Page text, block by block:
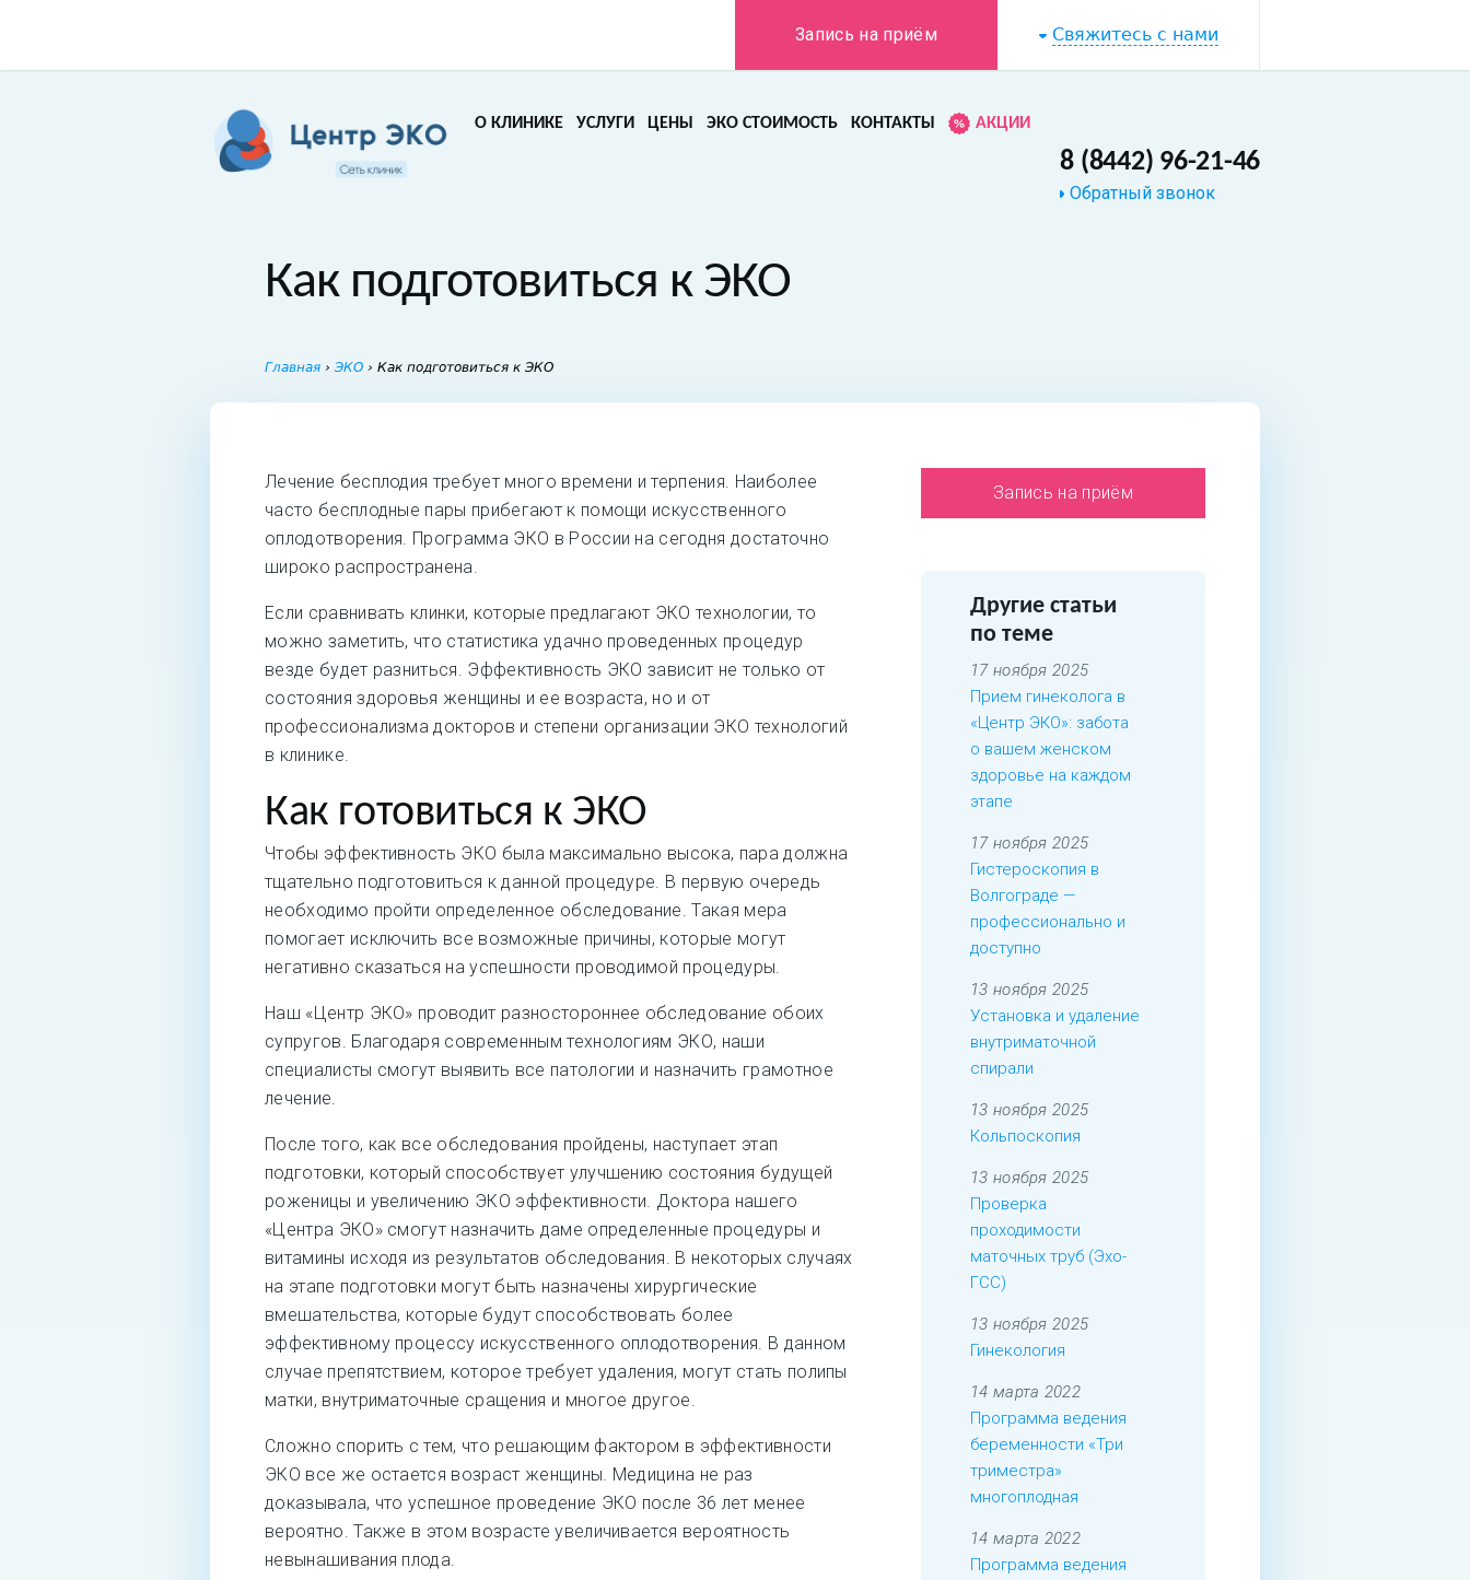
Свяжитесь с нами
Запись на приём
О КЛИНИКЕ УСЛУГИ ЦЕНЫ ЭКО СТОИМОСТЬ КОНТАКТЫ АКЦИИ
8 (8442) 96-21-46
Обратный звонок
Как подготовиться к ЭКО
Главная › ЭКО › Как подготовиться к ЭКО
Лечение бесплодия требует много времени и терпения. Наиболее
часто бесплодные пары прибегают к помощи искусственного
оплодотворения. Программа ЭКО в России на сегодня достаточно
широко распространена.
Если сравнивать клинки, которые предлагают ЭКО технологии, то
можно заметить, что статистика удачно проведенных процедур
везде будет разниться. Эффективность ЭКО зависит не только от
состояния здоровья женщины и ее возраста, но и от
профессионализма докторов и степени организации ЭКО технологий
в клинике.
Как готовиться к ЭКО
Чтобы эффективность ЭКО была максимально высока, пара должна
тщательно подготовиться к данной процедуре. В первую очередь
необходимо пройти определенное обследование. Такая мера
помогает исключить все возможные причины, которые могут
негативно сказаться на успешности проводимой процедуры.
Наш «Центр ЭКО» проводит разностороннее обследование обоих
супругов. Благодаря современным технологиям ЭКО, наши
специалисты смогут выявить все патологии и назначить грамотное
лечение.
После того, как все обследования пройдены, наступает этап
подготовки, который способствует улучшению состояния будущей
роженицы и увеличению ЭКО эффективности. Доктора нашего
«Центра ЭКО» смогут назначить даме определенные процедуры и
витамины исходя из результатов обследования. В некоторых случаях
на этапе подготовки могут быть назначены хирургические
вмешательства, которые будут способствовать более
эффективному процессу искусственного оплодотворения. В данном
случае препятствием, которое требует удаления, могут стать полипы
матки, внутриматочные сращения и многое другое.
Сложно спорить с тем, что решающим фактором в эффективности
ЭКО все же остается возраст женщины. Медицина не раз
доказывала, что успешное проведение ЭКО после 36 лет менее
вероятно. Также в этом возрасте увеличивается вероятность
невынашивания плода.
Запись на приём
Другие статьи
по теме
17 ноября 2025
Прием гинеколога в
«Центр ЭКО»: забота
о вашем женском
здоровье на каждом
этапе
17 ноября 2025
Гистероскопия в
Волгограде —
профессионально и
доступно
13 ноября 2025
Установка и удаление
внутриматочной
спирали
13 ноября 2025
Кольпоскопия
13 ноября 2025
Проверка
проходимости
маточных труб (Эхо-
ГСС)
13 ноября 2025
Гинекология
14 марта 2022
Программа ведения
беременности «Три
триместра»
многоплодная
14 марта 2022
Программа ведения